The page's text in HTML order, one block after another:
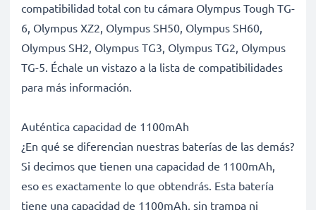
compatibilidad total con tu cámara Olympus Tough TG-
6, Olympus XZ2, Olympus SH50, Olympus SH60,
Olympus SH2, Olympus TG3, Olympus TG2, Olympus
TG-5. Échale un vistazo a la lista de compatibilidades
para más información.
Auténtica capacidad de 1100mAh
¿En qué se diferencian nuestras baterías de las demás?
Si decimos que tienen una capacidad de 1100mAh,
eso es exactamente lo que obtendrás. Esta batería
tiene una capacidad de 1100mAh, sin trampa ni